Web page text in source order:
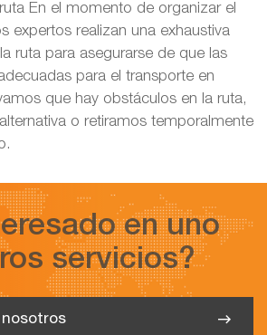
En el momento de organizar el
expertos realizan una exhaustiva
ruta para asegurarse de que las
para el transporte en
que hay obstáculos en la ruta,
o retiramos temporalmente
en uno
servicios?